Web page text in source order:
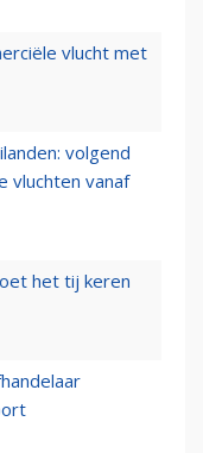
vlucht met
volgend
vluchten vanaf
het tij keren